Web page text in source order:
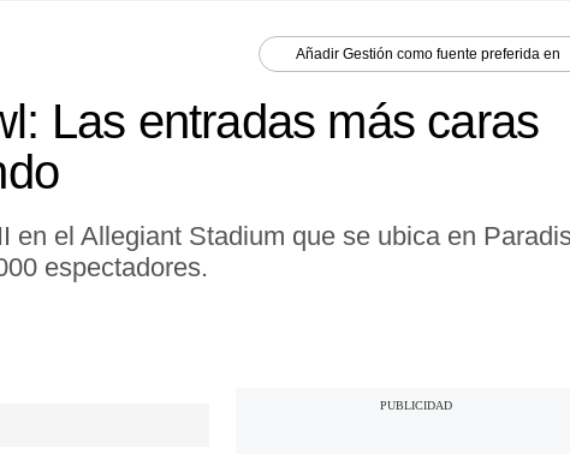
Añadir Gestión como fuente preferida en
Las entradas más caras
en el Allegiant Stadium que se ubica en
espectadores.